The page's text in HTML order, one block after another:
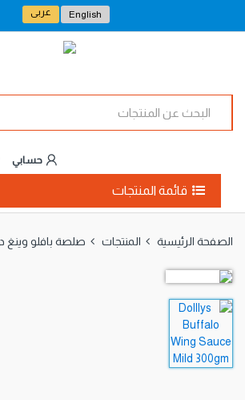
English عربى
ب
ل
ن
ج
ت
حسابي
قائمة المنتجات
الصفحة الرئيسية المنتجات صلصة بافلو وينغ